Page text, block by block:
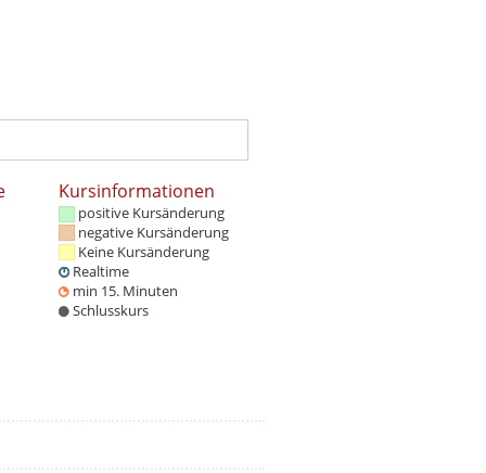
Kursinformationen
positive Kursänderung
negative Kursänderung
Keine Kursänderung
Realtime
min 15. Minuten
Schlusskurs